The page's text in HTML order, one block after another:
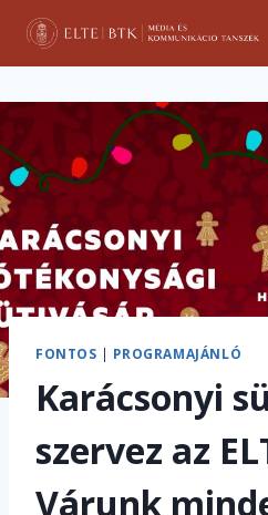
Skip
content
FONTOS | PROGRAMAJÁNLÓ
Karácsonyi
szervez az
Várunk